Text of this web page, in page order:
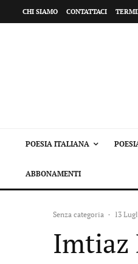
CHI SIAMO CONTATTACI
POESIA ITALIANA
ABBONAMENTI
Senza categoria · 13
Imtiaz